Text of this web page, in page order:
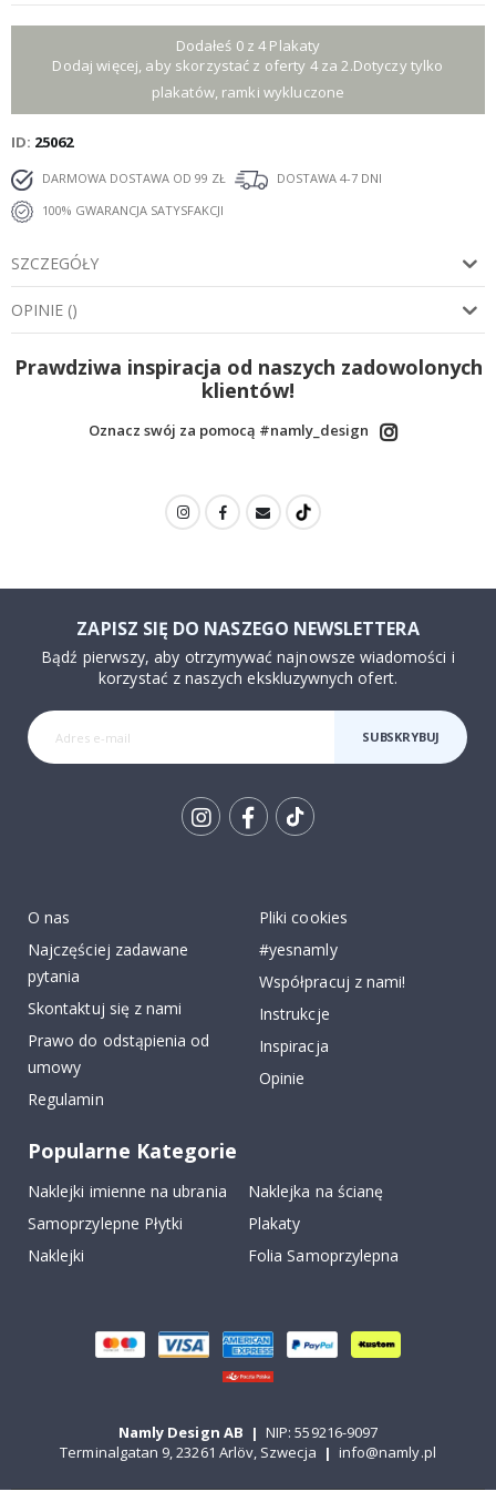
Dodałeś 0 z 4 Plakaty
Dodaj więcej, aby skorzystać z oferty 4 za 2.Dotyczy tylko
plakatów, ramki wykluczone
ID 25062
DARMOWA DOSTAWA OD 99 ZŁ
DOSTAWA 4-7 DNI
100% GWARANCJA SATYSFAKCJI
SZCZEGÓŁY
OPINIE ()
Prawdziwa inspiracja od naszych zadowolonych
klientów!
Oznacz swój za pomocą #namly_design
ZAPISZ SIĘ DO NASZEGO NEWSLETTERA
Bądź pierwszy, aby otrzymywać najnowsze wiadomości i
korzystać z naszych ekskluzywnych ofert.
SUBSKRYBUJ
O nas
Najczęściej zadawane
pytania
Skontaktuj się z nami
Prawo do odstąpienia od
umowy
Regulamin
Pliki cookies
#yesnamly
Współpracuj z nami!
Instrukcje
Inspiracja
Opinie
Popularne Kategorie
Naklejki imienne na ubrania
Naklejka na ścianę
Samoprzylepne Płytki
Plakaty
Naklejki
Folia Samoprzylepna
Namly Design AB | NIP: 559216-9097
Terminalgatan 9, 23261 Arlöv, Szwecja | info@namly.pl